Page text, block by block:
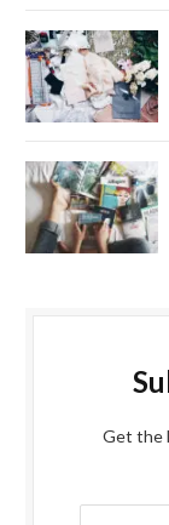
Get the